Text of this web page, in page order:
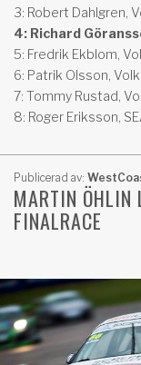
3: Robert Dahlgren,
4: Richard
5: Fredrik Ekblom,
6: Patrik Olsson,
7: Tommy Rustad,
8: Roger Eriksson,
Publicerad av:
MARTIN ÖHLIN
FINALRACE